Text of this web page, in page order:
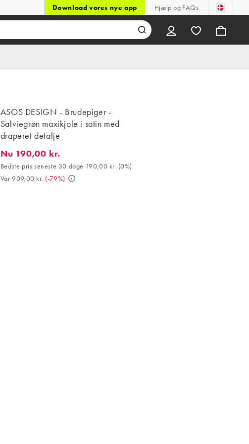
Download vores nye app Hjælp og FAQs
ASOS DESIGN - Brudepiger -
Salviegrøn maxikjole i satin med
draperet detalje
Nu 190,00 kr.. Bedste pris seneste 30 dage 190,00 kr. (0%). Var 909,00
Nu 190,00 kr.
Bedste pris seneste 30 dage 190,00 kr. (0%)
Var 909,00 kr. (-79%)